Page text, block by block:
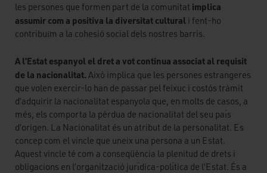
les persones que formen part de la comunitat implica
assumir com a positiva la diversitat cultural i fent-ho
contribuı̈m a la cohesió social dels nostres barris.
A l’Estat espanyol el dret a vot continua associat al requisit
de la nacionalitat. Això implica que les persones estrangeres
que volen exercir-lo han de passar pel feixuc i costós tràmit
d’adquirir la nacionalitat espanyola que, en molts de casos, a
més, els comporta la pèrdua de nacionalitat del seu paı́s
d’origen. La Nacionalitat és un atribut de la personalitat. Es
concep com el vincle que uneix una persona a un Estat.
Aquest vincle té com a conseqüència la plenitud de drets i
obligacions en l’organització jurı́dica-polı́tica de l’Estat. És a